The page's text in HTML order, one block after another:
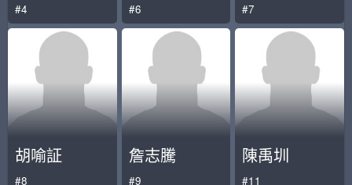
#4 #6 #7
胡喻証
#8
詹志騰
#9
陳禹圳
#11